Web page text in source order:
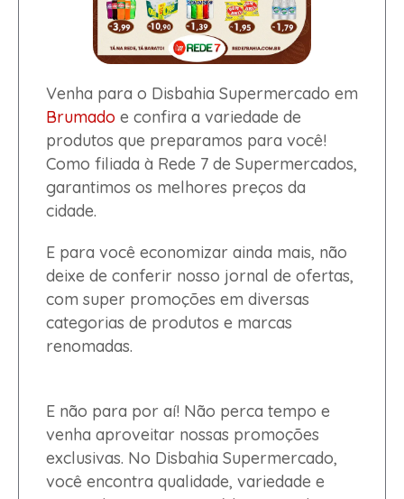
Venha para o Disbahia Supermercado em
Brumado e confira a variedade de
produtos que preparamos para você!
Como filiada à Rede 7 de Supermercados,
garantimos os melhores preços da
cidade.
E para você economizar ainda mais, não
deixe de conferir nosso jornal de ofertas,
com super promoções em diversas
categorias de produtos e marcas
renomadas.
E não para por aí! Não perca tempo e
venha aproveitar nossas promoções
exclusivas. No Disbahia Supermercado,
você encontra qualidade, variedade e